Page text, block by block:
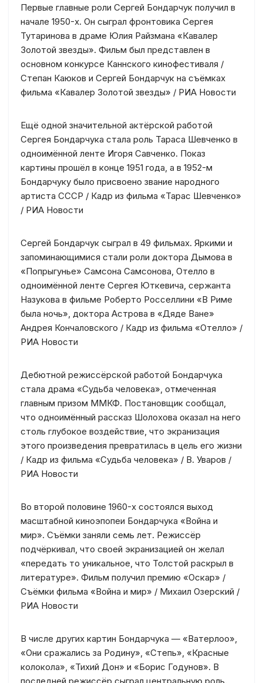
Первые главные роли Сергей Бондарчук получил в
начале 1950-х. Он сыграл фронтовика Сергея
Тутаринова в драме Юлия Райзмана «Кавалер
Золотой звезды». Фильм был представлен в
основном конкурсе Каннского кинофестиваля /
Степан Каюков и Сергей Бондарчук на съёмках
фильма «Кавалер Золотой звезды» / РИА Новости
Ещё одной значительной актёрской работой
Сергея Бондарчука стала роль Тараса Шевченко в
одноимённой ленте Игоря Савченко. Показ
картины прошёл в конце 1951 года, а в 1952-м
Бондарчуку было присвоено звание народного
артиста СССР / Кадр из фильма «Тарас Шевченко»
/ РИА Новости
Сергей Бондарчук сыграл в 49 фильмах. Яркими и
запоминающимися стали роли доктора Дымова в
«Попрыгунье» Самсона Самсонова, Отелло в
одноимённой ленте Сергея Юткевича, сержанта
Назукова в фильме Роберто Росселлини «В Риме
была ночь», доктора Астрова в «Дяде Ване»
Андрея Кончаловского / Кадр из фильма «Отелло» /
РИА Новости
Дебютной режиссёрской работой Бондарчука
стала драма «Судьба человека», отмеченная
главным призом ММКФ. Постановщик сообщал,
что одноимённый рассказ Шолохова оказал на него
столь глубокое воздействие, что экранизация
этого произведения превратилась в цель его жизни
/ Кадр из фильма «Судьба человека» / В. Уваров /
РИА Новости
Во второй половине 1960-х состоялся выход
масштабной киноэпопеи Бондарчука «Война и
мир». Съёмки заняли семь лет. Режиссёр
подчёркивал, что своей экранизацией он желал
«передать то уникальное, что Толстой раскрыл в
литературе». Фильм получил премию «Оскар» /
Съёмки фильма «Война и мир» / Михаил Озерский /
РИА Новости
В числе других картин Бондарчука — «Ватерлоо»,
«Они сражались за Родину», «Степь», «Красные
колокола», «Тихий Дон» и «Борис Годунов». В